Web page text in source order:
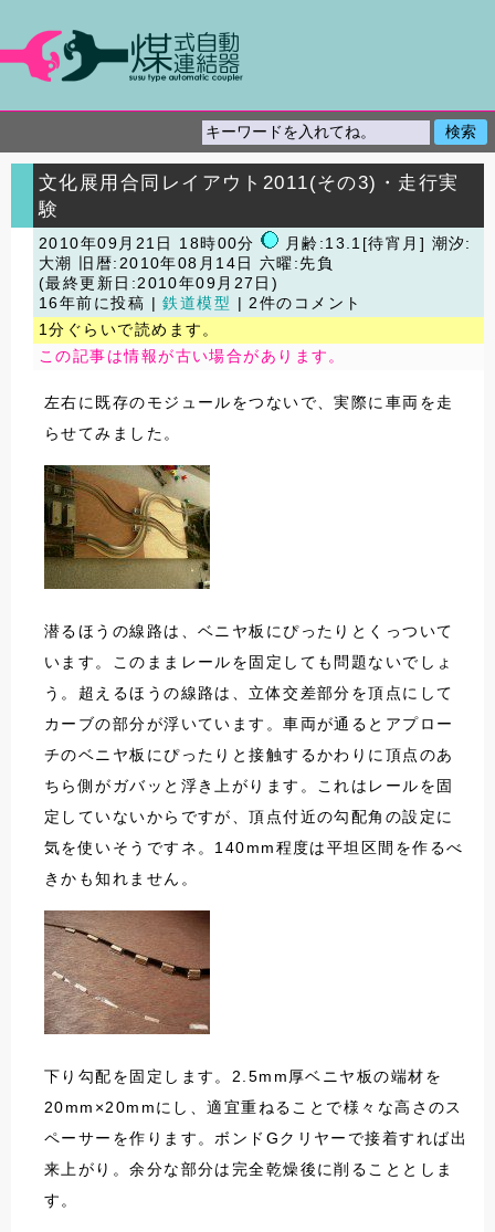
文化展用合同レイアウト2011(その3)・走行実
験
2010年09月21日 18時00分
月齢:13.1[待宵月] 潮汐:
大潮
旧暦:2010年08月14日 六曜:先負
(最終更新日:2010年09月27日)
16年前に投稿 |鉄道模型
| 2件のコメント
1分ぐらいで読めます。
この記事は情報が古い場合があります。
左右に既存のモジュールをつないで、実際に車両を走
らせてみました。
潜るほうの線路は、ベニヤ板にぴったりとくっついて
います。このままレールを固定しても問題ないでしょ
う。超えるほうの線路は、立体交差部分を頂点にして
カーブの部分が浮いています。車両が通るとアプロー
チのベニヤ板にぴったりと接触するかわりに頂点のあ
ちら側がガバッと浮き上がります。これはレールを固
定していないからですが、頂点付近の勾配角の設定に
気を使いそうですネ。140mm程度は平坦区間を作るべ
きかも知れません。
下り勾配を固定します。2.5mm厚ベニヤ板の端材を
20mm×20mmにし、適宜重ねることで様々な高さのス
ペーサーを作ります。ボンドGクリヤーで接着すれば出
来上がり。余分な部分は完全乾燥後に削ることとしま
す。